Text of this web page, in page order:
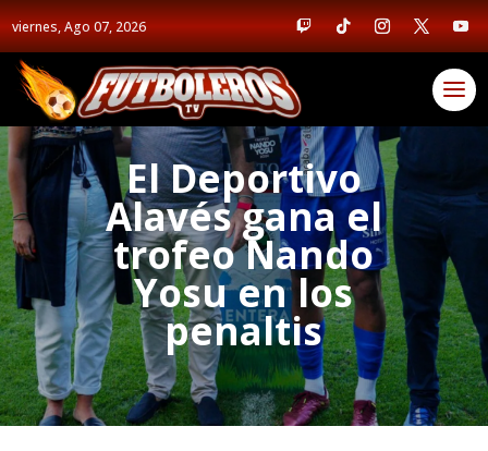
viernes, Ago 07, 2026
El Deportivo
Alavés gana el
trofeo Nando
Yosu en los
penaltis